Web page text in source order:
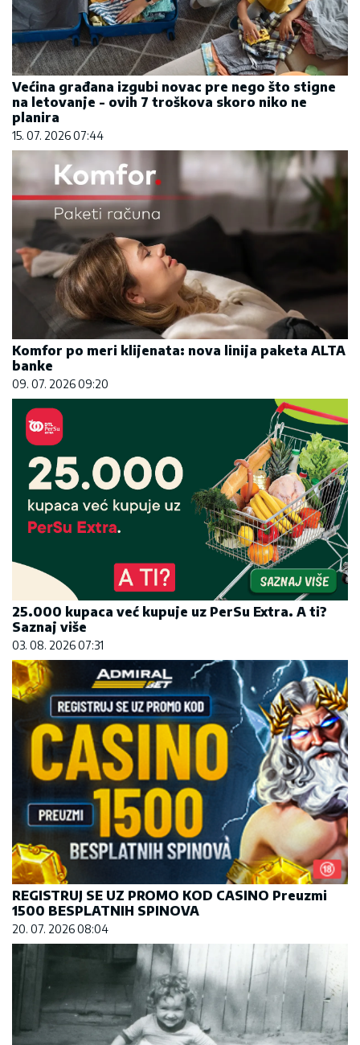
Većina građana izgubi novac pre nego što stigne
na letovanje - ovih 7 troškova skoro niko ne
planira
15. 07. 2026 07:44
Komfor po meri klijenata: nova linija paketa ALTA
banke
09. 07. 2026 09:20
25.000 kupaca već kupuje uz PerSu Extra. A ti?
Saznaj više
03. 08. 2026 07:31
REGISTRUJ SE UZ PROMO KOD CASINO Preuzmi
1500 BESPLATNIH SPINOVA
20. 07. 2026 08:04